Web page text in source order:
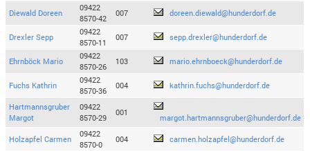
Diewald Doreen
09422
8570-42
007 doreen.diewald@hunderdorf.de
Drexler Sepp
09422
8570-11
007 sepp.drexler@hunderdorf.de
Ehrnböck Mario
09422
8570-26
103 mario.ehrnboeck@hunderdorf.de
Fuchs Kathrin
09422
8570-36
004 kathrin.fuchs@hunderdorf.de
Hartmannsgruber
Margot
09422
8570-29
001
margot.hartmannsgruber@hunderdorf.de
Holzapfel Carmen
09422
8570-0
004 carmen.holzapfel@hunderdorf.de